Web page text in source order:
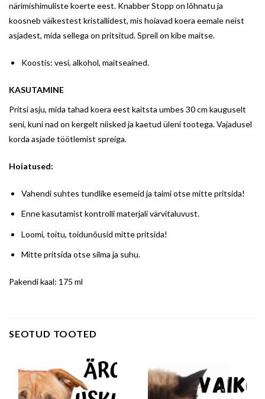
närimishimuliste koerte eest. Knabber Stopp on lõhnatu ja
koosneb väikestest kristallidest, mis hoiavad koera eemale neist
asjadest, mida sellega on pritsitud. Spreil on kibe maitse.
Koostis: vesi, alkohol, maitseained.
KASUTAMINE
Pritsi asju, mida tahad koera eest kaitsta umbes 30 cm kauguselt
seni, kuni nad on kergelt niisked ja kaetud üleni tootega. Vajadusel
korda asjade töötlemist spreiga.
Hoiatused:
Vahendi suhtes tundlike esemeid ja taimi otse mitte pritsida!
Enne kasutamist kontrolli materjali värvitaluvust.
Loomi, toitu, toidunõusid mitte pritsida!
Mitte pritsida otse silma ja suhu.
Pakendi kaal: 175 ml
SEOTUD TOOTED